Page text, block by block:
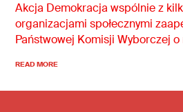
Akcja Demokracja wspólnie z
organizacjami społecznymi
Państwowej Komisji Wyborczej
READ MORE